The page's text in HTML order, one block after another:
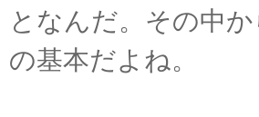
となんだ。その中
の基本だよね。